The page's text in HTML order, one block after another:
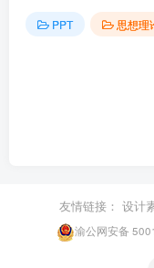
PPT 思想理
友情链接： 设计
渝公网安备